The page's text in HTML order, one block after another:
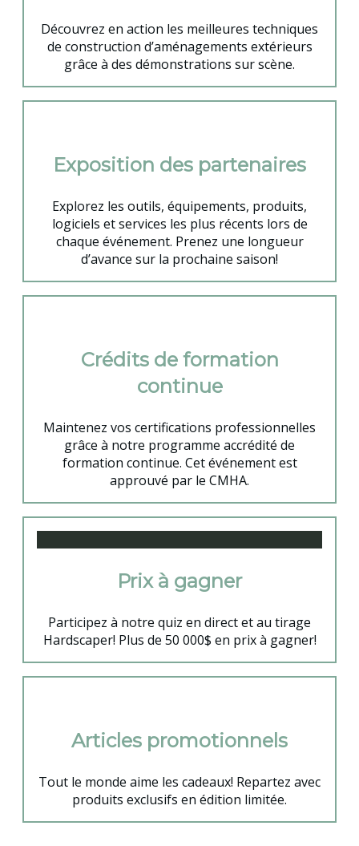
Découvrez en action les meilleures techniques
de construction d’aménagements extérieurs
grâce à des démonstrations sur scène.
Exposition des partenaires
Explorez les outils, équipements, produits,
logiciels et services les plus récents lors de
chaque événement. Prenez une longueur
d’avance sur la prochaine saison!
Crédits de formation
continue
Maintenez vos certifications professionnelles
grâce à notre programme accrédité de
formation continue. Cet événement est
approuvé par le CMHA.
Prix à gagner
Participez à notre quiz en direct et au tirage
Hardscaper! Plus de 50 000$ en prix à gagner!
Articles promotionnels
Tout le monde aime les cadeaux! Repartez avec
produits exclusifs en édition limitée.